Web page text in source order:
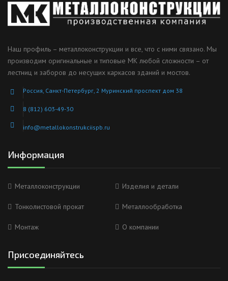
Наш профиль – металлоконструкции и все, что с ними связано. Мы
производим оригинальные и типовые МК любой сложности – от
лестниц и заборов до несущих каркасов зданий и мостов.
Россия, Санкт-Петербург, 2 Муринский проспект дом 38
8 (812) 603-49-30
info@metallokonstrukciispb.ru
Информация
Металлоконструкции Изделия и детали
Тонколистовой прокат Металлообработка
Монтаж О компании
Присоединяйтесь